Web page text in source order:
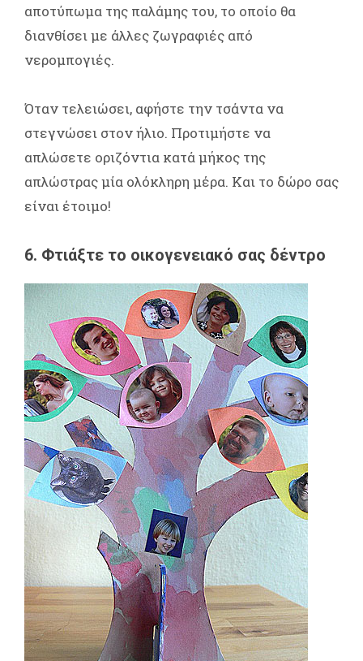
αποτύπωμα της παλάμης του, το οποίο θα
διανθίσει με άλλες ζωγραφιές από
νερομπογιές.
Όταν τελειώσει, αφήστε την τσάντα να
στεγνώσει στον ήλιο. Προτιμήστε να
απλώσετε οριζόντια κατά μήκος της
απλώστρας μία ολόκληρη μέρα. Και το δώρο σας
είναι έτοιμο!
6. Φτιάξτε το οικογενειακό σας δέντρο